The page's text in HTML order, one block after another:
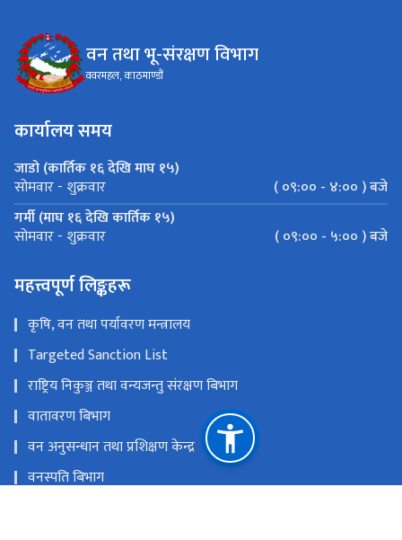
वन तथा भू-संरक्षण विभाग
ववरमहल, काठमाण्डौं
कार्यालय समय
जाडो (कार्तिक १६ देखि माघ १५)
सोमवार - शुक्रवार
( ०९:०० - ४:०० ) बजे
गर्मी (माघ १६ देखि कार्तिक १५)
सोमवार - शुक्रवार ( ०९:०० - ५:०० ) बजे
महत्त्वपूर्ण लिङ्कहरू
कृषि, वन तथा पर्यावरण मन्त्रालय
Targeted Sanction List
राष्ट्रिय निकुञ्ज तथा वन्यजन्तु संरक्षण बिभाग
वातावरण बिभाग
वन अनुसन्धान तथा प्रशिक्षण केन्द्र
वनस्पति बिभाग